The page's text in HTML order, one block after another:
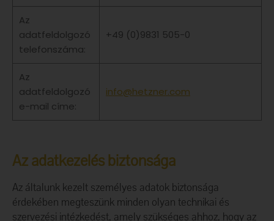
Az
adatfeldolgozó
telefonszáma:
+49 (0)9831 505-0
Az
adatfeldolgozó
e-mail címe:
info@hetzner.com
Az adatkezelés biztonsága
Az általunk kezelt személyes adatok biztonsága
érdekében megteszünk minden olyan technikai és
szervezési intézkedést, amely szükséges ahhoz, hogy az